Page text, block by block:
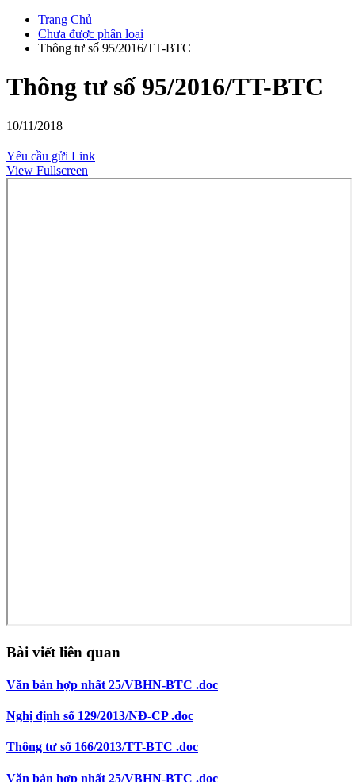
Trang Chủ
Chưa được phân loại
Thông tư số 95/2016/TT-BTC
Thông tư số 95/2016/TT-BTC
10/11/2018
Yêu cầu gửi Link
View Fullscreen
Bài viết liên quan
Văn bản hợp nhất 25/VBHN-BTC .doc
Nghị định số 129/2013/NĐ-CP .doc
Thông tư số 166/2013/TT-BTC .doc
Văn bản hợp nhất 25/VBHN-BTC .doc